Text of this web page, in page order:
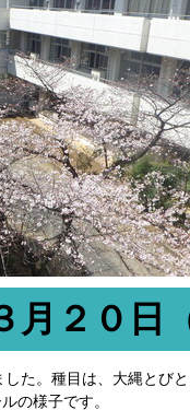
２０日
た。種目は、大縄とび
の様子です。